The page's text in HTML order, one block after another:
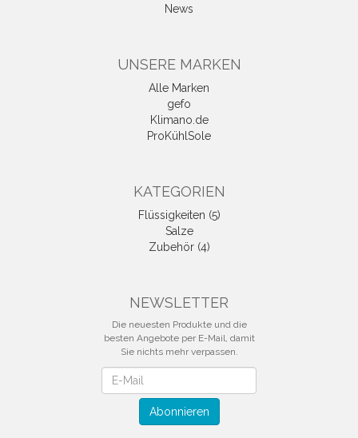
News
UNSERE MARKEN
Alle Marken
gefo
Klimano.de
ProKühlSole
KATEGORIEN
Flüssigkeiten (5)
Salze
Zubehör (4)
NEWSLETTER
Die neuesten Produkte und die
besten Angebote per E-Mail, damit
Sie nichts mehr verpassen.
Abonnieren